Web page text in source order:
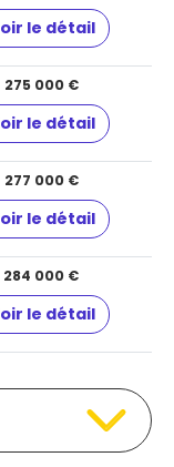
le détail
275 000 €
le détail
277 000 €
le détail
284 000 €
le détail